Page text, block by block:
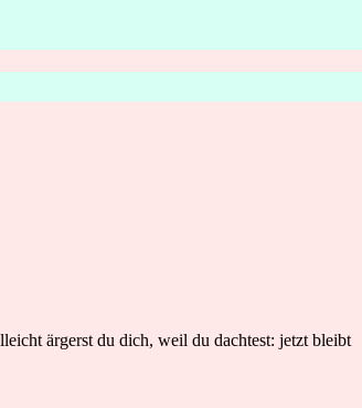
ärgerst du dich, weil du dachtest: jetzt bleibt